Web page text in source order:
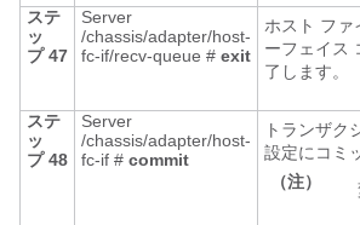
ステ
ッ
プ 47
Server
/chassis/adapter/host-
fc-if/recv-queue # exit
ホスト ファ
ーフェイス
了します。
ステ
ッ
プ 48
Server
/chassis/adapter/host-
fc-if # commit
トランザク
設定にコミ
（注）